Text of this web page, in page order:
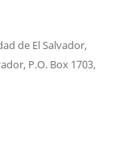
de El Salvador,
P.O. Box 1703,